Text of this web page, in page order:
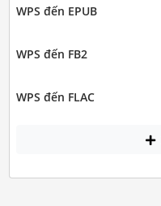
WPS đến EPUB
WPS đến FB2
WPS đến FLAC